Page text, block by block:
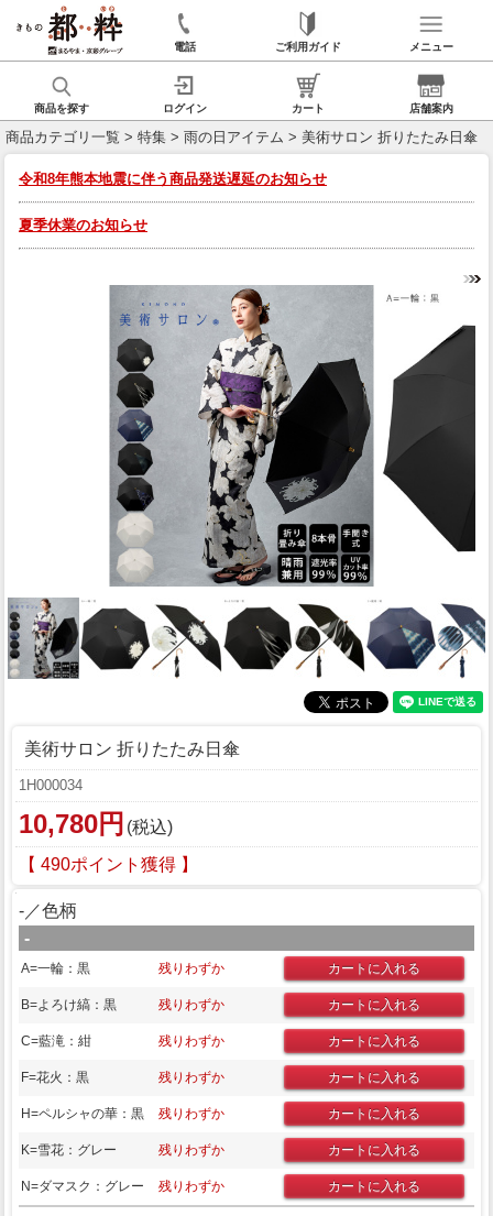
電話 ご利用ガイド メニュー
商品を探す ログイン カート 店舗案内
商品カテゴリ一覧 > 特集 > 雨の日アイテム > 美術サロン 折りたたみ日傘
令和8年熊本地震に伴う商品発送遅延のお知らせ
夏季休業のお知らせ
美術サロン 折りたたみ日傘
1H000034
10,780円 (税込)
【 490ポイント獲得 】
-／色柄
-
A=一輪：黒 残りわずか
B=よろけ縞：黒 残りわずか
C=藍滝：紺 残りわずか
F=花火：黒 残りわずか
H=ペルシャの華：黒 残りわずか
K=雪花：グレー 残りわずか
N=ダマスク：グレー 残りわずか